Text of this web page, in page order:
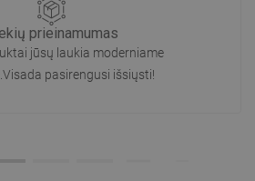
prieinamumas
jūsų laukia moderniame
pasirengusi išsiųsti!